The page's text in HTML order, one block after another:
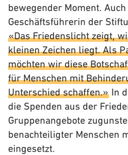
bewegender Moment.
Geschäftsführerin der
«Das Friedenslicht zeigt,
kleinen Zeichen liegt. Als
möchten wir diese
für Menschen mit
Unterschied schaffen.» In
die Spenden aus der
Gruppenangebote
benachteiligter Menschen
eingesetzt.